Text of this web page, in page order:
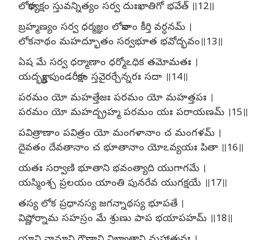
లోకాధ్యక్షం స్తువన్నిత్యం సర్వ దుఃఖాతిగో భవేత్ ॥12॥
బ్రహ్మణ్యం సర్వ ధర్మజ్ఞం లోకానాం కీర్తి వర్ధనమ్ ।
లోకనాథం మహద్భూతం సర్వభూత భవోద్భవం॥13॥
ఏష మే సర్వ ధర్మాణాం ధర్మోఽధిక తమోమతః ।
యద్భక్త్యా పుండరీకాక్షం స్తవైరర్చేన్నరః సదా ॥14॥
పరమం యో మహత్తేజః పరమం యో మహత్తపః ।
పరమం యో మహద్బ్రహ్మ పరమం యః పరాయణమ్ ।15॥
పవిత్రాణాం పవిత్రం యో మంగళానాం చ మంగళమ్ ।
దైవతం దేవతానాం చ భూతానాం యోఽవ్యయః పితా ॥16॥
యతః సర్వాణి భూతాని భవంత్యాది యుగాగమే ।
యస్మింశ్చ ప్రలయం యాంతి పునరేవ యుగక్షయే ॥17॥
తస్య లోక ప్రధానస్య జగన్నాథస్య భూపతే ।
విష్ణోర్నామ సహస్రం మే శ్రుణు పాప భయాపహమ్ ॥18॥